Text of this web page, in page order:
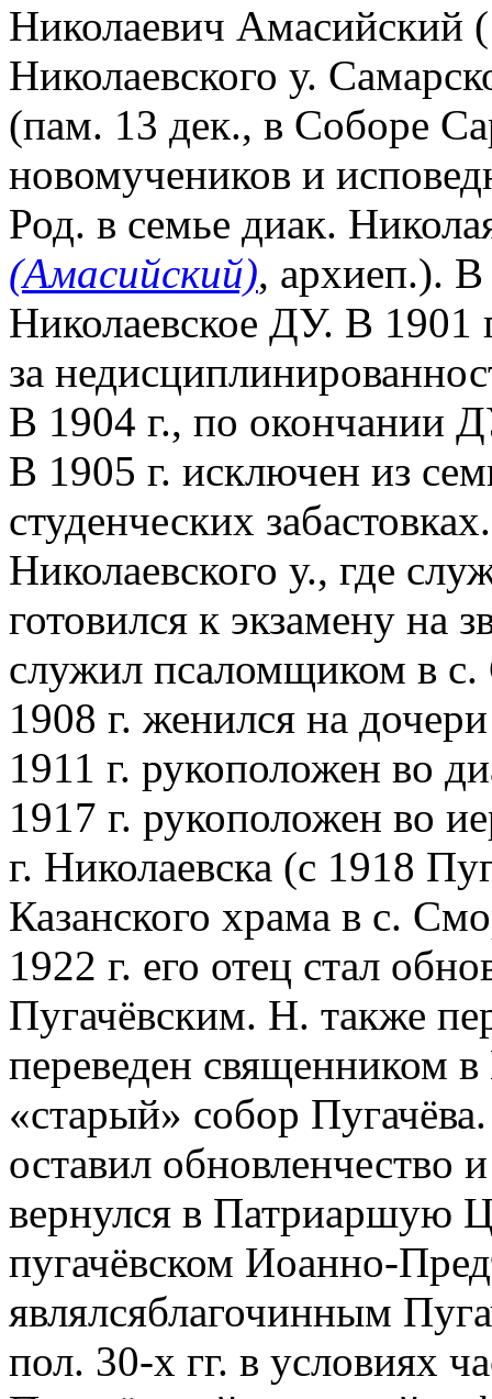
Николаевич Амасийский
Николаевского у.
(пам. 13 дек., в Соборе
новомучеников и
Род. в семье диак.
(Амасийский), архиеп.). В
Николаевское ДУ. В 1901
за
В 1904 г., по окончании
В 1905 г. исключен из
студенческих
Николаевского у., где
готовился к экзамену на
служил псаломщиком в с.
1908 г. женился на
1911 г. рукоположен во
1917 г. рукоположен во
г. Николаевска (с 1918
Казанского храма в с.
1922 г. его отец стал
Пугачёвским. Н. также
переведен священником
«старый» собор
оставил обновленчество
вернулся в Патриаршую
пугачёвском Иоанно-
являлсяблагочинным
пол. 30-х гг. в условиях